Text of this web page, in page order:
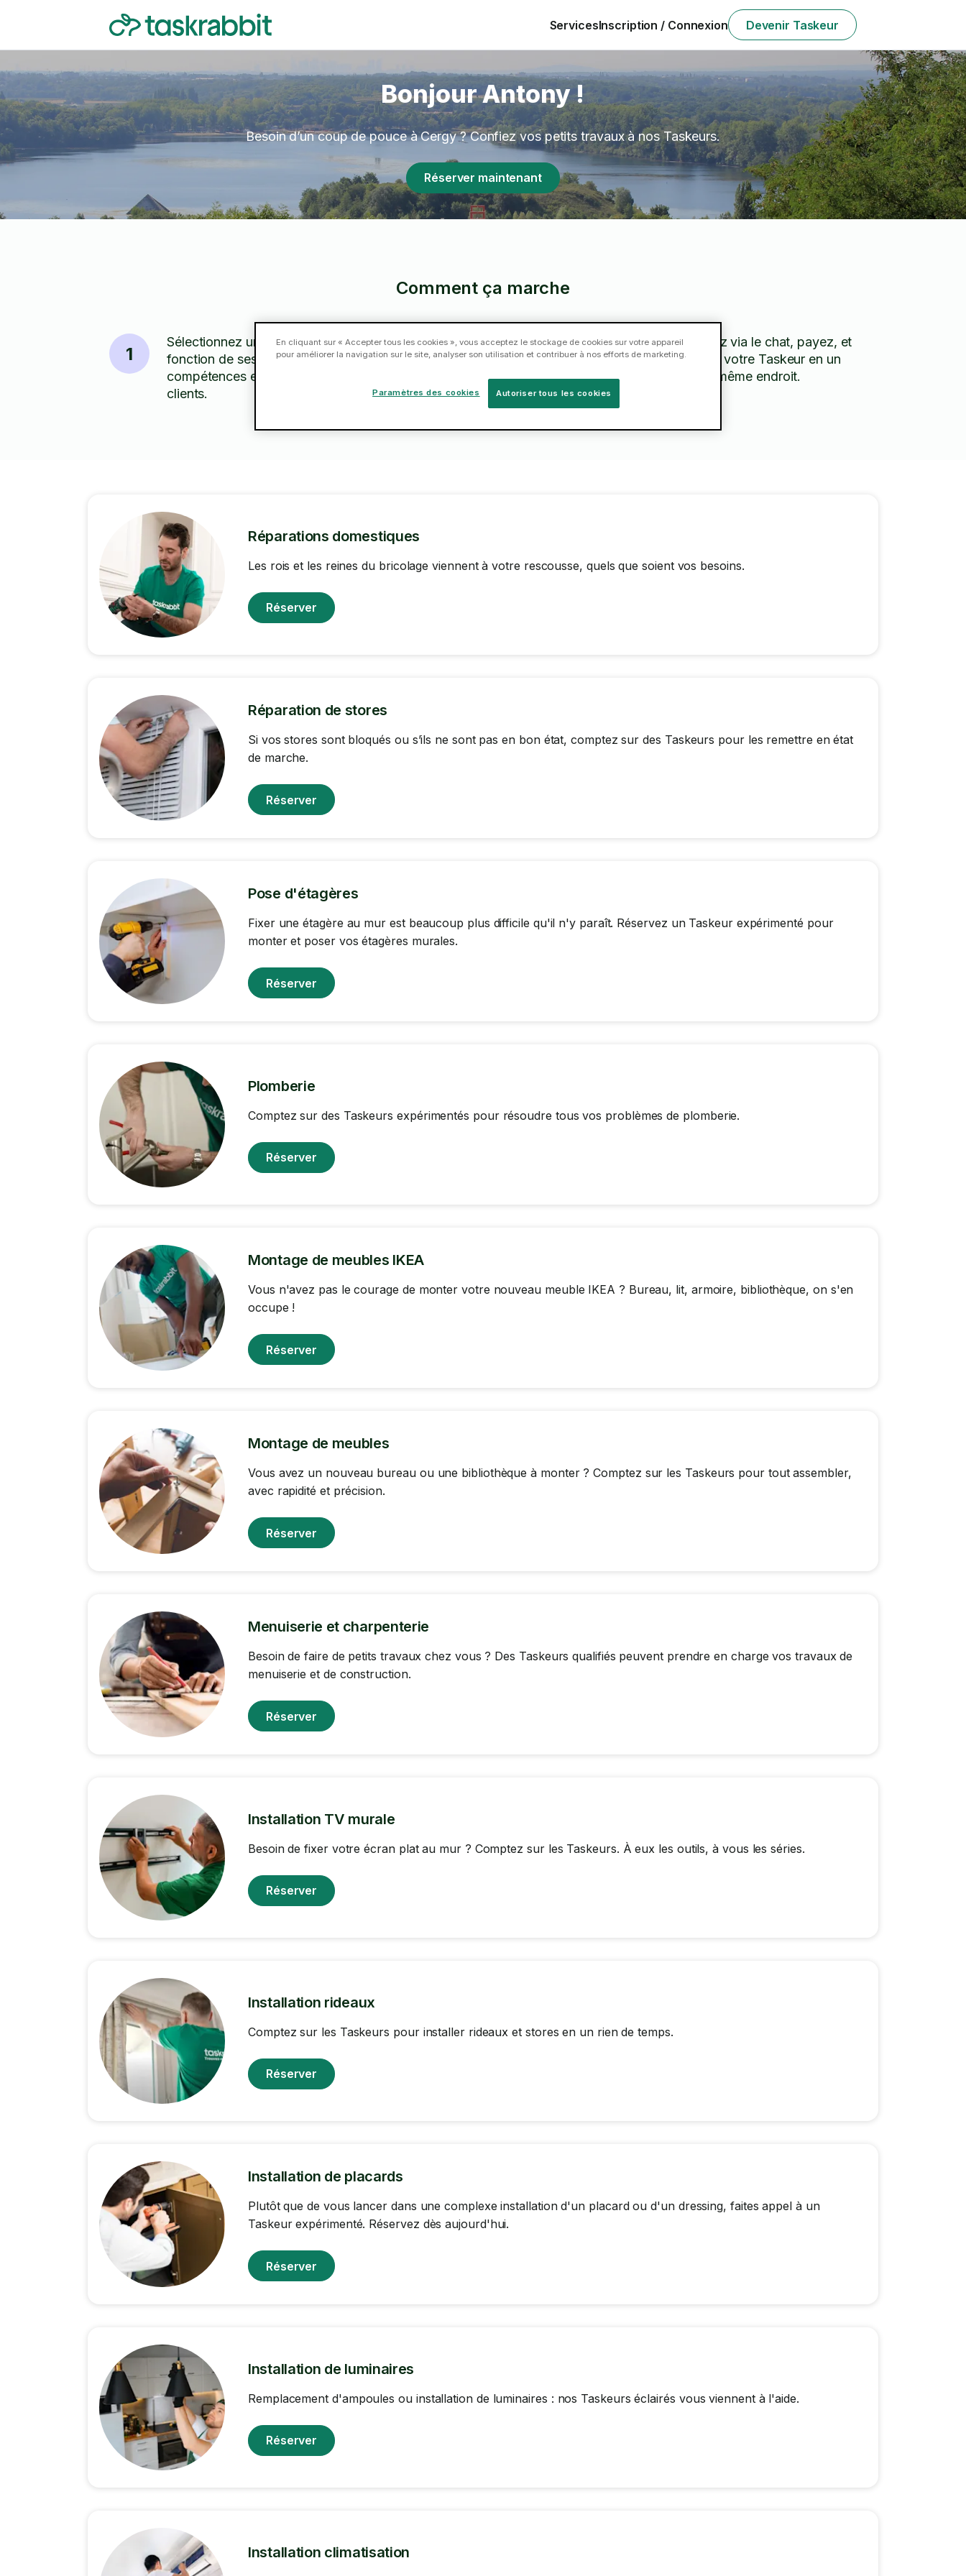
ServicesInscription / Connexion Devenir Taskeur
Bonjour Antony !
Besoin d’un coup de pouce à Cergy ? Confiez vos petits travaux à nos Taskeurs.
Réserver maintenant
Comment ça marche
1
Sélectionnez un Taskeur en
fonction de ses tarifs,
compétences et des avis
clients.
2
Réservez un Taskeur dès
aujourd'hui.
3
Discutez via le chat, payez, et
évaluez votre Taskeur en un
seul et même endroit.
Réparations domestiques
Les rois et les reines du bricolage viennent à votre rescousse, quels que soient vos besoins.
Réserver
Réparation de stores
Si vos stores sont bloqués ou s’ils ne sont pas en bon état, comptez sur des Taskeurs pour les remettre en état
de marche.
Réserver
Pose d'étagères
Fixer une étagère au mur est beaucoup plus difficile qu'il n'y paraît. Réservez un Taskeur expérimenté pour
monter et poser vos étagères murales.
Réserver
Plomberie
Comptez sur des Taskeurs expérimentés pour résoudre tous vos problèmes de plomberie.
Réserver
Montage de meubles IKEA
Vous n'avez pas le courage de monter votre nouveau meuble IKEA ? Bureau, lit, armoire, bibliothèque, on s'en
occupe !
Réserver
Montage de meubles
Vous avez un nouveau bureau ou une bibliothèque à monter ? Comptez sur les Taskeurs pour tout assembler,
avec rapidité et précision.
Réserver
Menuiserie et charpenterie
Besoin de faire de petits travaux chez vous ? Des Taskeurs qualifiés peuvent prendre en charge vos travaux de
menuiserie et de construction.
Réserver
Installation TV murale
Besoin de fixer votre écran plat au mur ? Comptez sur les Taskeurs. À eux les outils, à vous les séries.
Réserver
Installation rideaux
Comptez sur les Taskeurs pour installer rideaux et stores en un rien de temps.
Réserver
Installation de placards
Plutôt que de vous lancer dans une complexe installation d'un placard ou d'un dressing, faites appel à un
Taskeur expérimenté. Réservez dès aujourd'hui.
Réserver
Installation de luminaires
Remplacement d'ampoules ou installation de luminaires : nos Taskeurs éclairés vous viennent à l'aide.
Réserver
Installation climatisation
En cliquant sur « Accepter tous les cookies », vous acceptez le stockage de cookies sur votre appareil
pour améliorer la navigation sur le site, analyser son utilisation et contribuer à nos efforts de marketing.
Autoriser tous les cookies
Paramètres des cookies